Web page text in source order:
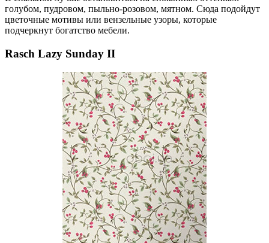
голубом, пудровом, пыльно-розовом, мятном. Сюда подойдут
цветочные мотивы или вензельные узоры, которые
подчеркнут богатство мебели.
Rasch Lazy Sunday II